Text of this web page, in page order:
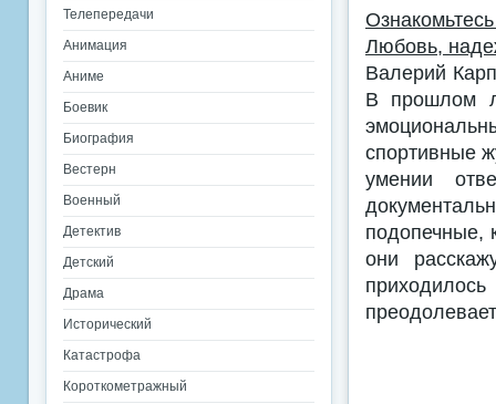
Любовь,
Валерий
В прошлом
спортивные
умении
подопечные,
они
Телепередачи
Анимация
Аниме
Боевик
Биография
Вестерн
Военный
Детектив
Детский
Драма
Исторический
Катастрофа
Короткометражный